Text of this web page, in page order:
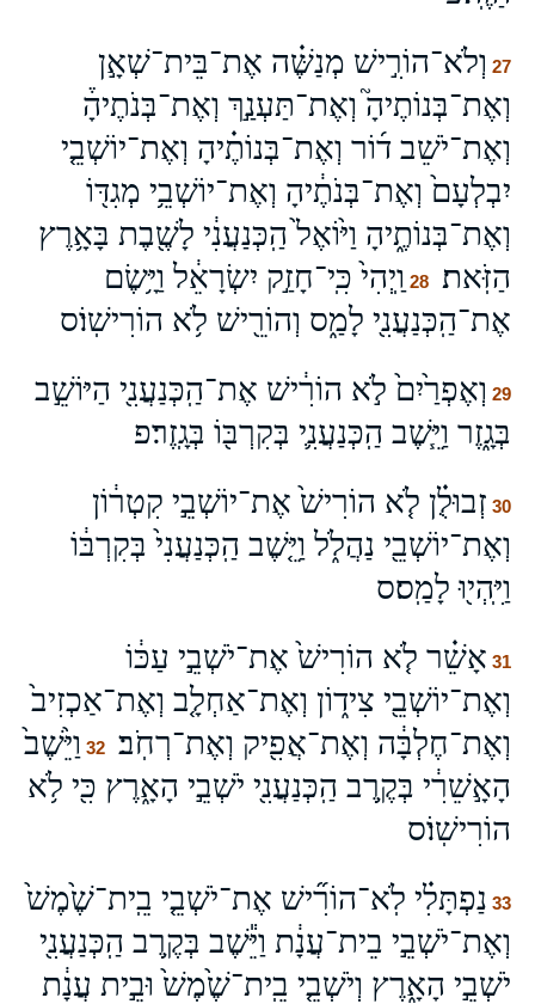
27 וְלֹא־הוֹרִ֣ישׁ מְנַשֶּׁ֗ה אֶת־בֵּית־שְׁאָ֣ן
וְאֶת־בְּנוֹתֶיהָ֮ וְאֶת־תַּעְנַ֣ךְ וְאֶת־בְּנֹתֶיהָ֒
וְאֶת־יֹשֵׁב ד֜וֹר וְאֶת־בְּנוֹתֶ֗יהָ וְאֶת־יוֹשְׁבֵ֤י
יִבְלְעָם֙ וְאֶת־בְּנֹתֶ֔יהָ וְאֶת־יוֹשְׁבֵ֥י מְגִדּ֖וֹ
וְאֶת־בְּנוֹתֶ֑יהָ וַיּ֙וֹאֶל֙ הַֽכְּנַעֲנִ֔י לָשֶׁ֖בֶת בָּאָ֥רֶץ
הַזֹּֽאת׃
28 וַֽיְהִי֙ כִּֽי־חָזַ֣ק יִשְׂרָאֵ֔ל וַיָּ֥שֶׂם
אֶת־הַֽכְּנַעֲנִ֖י לָמַ֑ס וְהוֹרֵ֖ישׁ לֹ֥א הוֹרִישֽׁוֹ׃ס
29 וְאֶפְרַ֙יִם֙ לֹ֣א הוֹרִ֔ישׁ אֶת־הַֽכְּנַעֲנִ֖י הַיּוֹשֵׁ֣ב
בְּגָ֑זֶר וַיֵּ֧שֶׁב הַֽכְּנַעֲנִ֛י בְּקִרְבּ֖וֹ בְּגָֽזֶר׃פ
30 זְבוּלֻ֗ן לֹ֤א הוֹרִישׁ֙ אֶת־יוֹשְׁבֵ֣י קִטְר֔וֹן
וְאֶת־יוֹשְׁבֵ֖י נַהֲלֹ֑ל וַיֵּ֤שֶׁב הַֽכְּנַעֲנִי֙ בְּקִרְבּ֔וֹ
וַיִּֽהְי֖וּ לָמַֽס׃ס
31 אָשֵׁ֗ר לֹ֤א הוֹרִישׁ֙ אֶת־יֹשְׁבֵ֣י עַכּ֔וֹ
וְאֶת־יוֹשְׁבֵ֖י צִיד֑וֹן וְאֶת־אַחְלָ֤ב וְאֶת־אַכְזִיב֙
וְאֶת־חֶלְבָּ֔ה וְאֶת־אֲפִ֖יק וְאֶת־רְחֹֽב׃
32 וַיֵּ֙שֶׁב֙
הָאָ֣שֵׁרִ֔י בְּקֶ֥רֶב הַֽכְּנַעֲנִ֖י יֹשְׁבֵ֣י הָאָ֑רֶץ כִּ֖י לֹ֥א
הוֹרִישֽׁוֹ׃ס
33 נַפְתָּלִ֗י לֹֽא־הוֹרִ֞ישׁ אֶת־יֹשְׁבֵ֤י בֵֽית־שֶׁ֙מֶשׁ֙
וְאֶת־יֹשְׁבֵ֣י בֵית־עֲנָ֔ת וַיֵּ֕שֶׁב בְּקֶ֥רֶב הַֽכְּנַעֲנִ֖י
יֹשְׁבֵ֣י הָאָ֑רֶץ וְיֹשְׁבֵ֤י בֵֽית־שֶׁ֙מֶשׁ֙ וּבֵ֣ית עֲנָ֔ת